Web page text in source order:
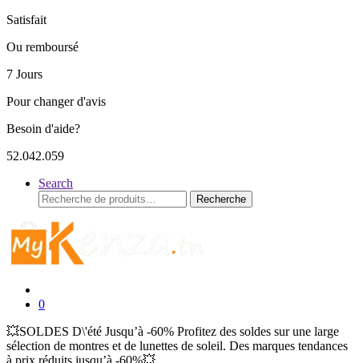
Satisfait
Ou remboursé
7 Jours
Pour changer d'avis
Besoin d'aide?
52.042.059
Search
Recherche
pour :
Recherche
0
💥SOLDES D\'été Jusqu’à -60% Profitez des soldes sur une large
sélection de montres et de lunettes de soleil. Des marques tendances
à prix réduits jusqu’à -60%💥